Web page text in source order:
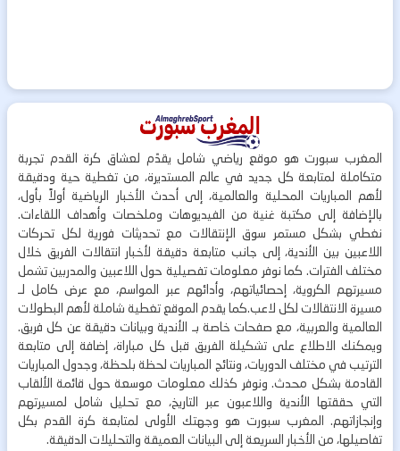
المغرب سبورت هو موقع رياضي شامل يقدّم لعشاق كرة القدم تجربة
متكاملة لمتابعة كل جديد في عالم المستديرة، من تغطية حية ودقيقة
لأهم المباريات المحلية والعالمية، إلى أحدث الأخبار الرياضية أولاً بأول،
بالإضافة إلى مكتبة غنية من الفيديوهات وملخصات وأهداف اللقاءات.
نغطي بشكل مستمر سوق الإنتقالات مع تحديثات فورية لكل تحركات
اللاعبين بين الأندية، إلى جانب متابعة دقيقة لأخبار انتقالات الفريق خلال
مختلف الفترات. كما نوفر معلومات تفصيلية حول اللاعبين والمدربين تشمل
مسيرتهم الكروية، إحصائياتهم، وأدائهم عبر المواسم، مع عرض كامل لـ
مسيرة الانتقالات لكل لاعب.كما يقدم الموقع تغطية شاملة لأهم البطولات
العالمية والعربية، مع صفحات خاصة بـ الأندية وبيانات دقيقة عن كل فريق.
ويمكنك الاطلاع على تشكيلة الفريق قبل كل مباراة، إضافة إلى متابعة
الترتيب في مختلف الدوريات، ونتائج المباريات لحظة بلحظة، وجدول المباريات
القادمة بشكل محدث. ونوفر كذلك معلومات موسعة حول قائمة الألقاب
التي حققتها الأندية واللاعبون عبر التاريخ، مع تحليل شامل لمسيرتهم
وإنجازاتهم. المغرب سبورت هو وجهتك الأولى لمتابعة كرة القدم بكل
تفاصيلها، من الأخبار السريعة إلى البيانات العميقة والتحليلات الدقيقة.